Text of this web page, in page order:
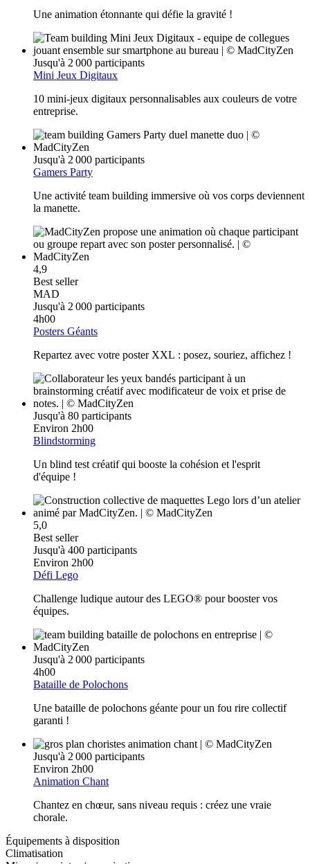
Une animation étonnante qui défie la gravité !
Jusqu'à 2 000 participants
Mini Jeux Digitaux
10 mini-jeux digitaux personnalisables aux couleurs de votre
entreprise.
Jusqu'à 2 000 participants
Gamers Party
Une activité team building immersive où vos corps deviennent
la manette.
4,9
Best seller
MAD
Jusqu'à 2 000 participants
4h00
Posters Géants
Repartez avec votre poster XXL : posez, souriez, affichez !
Jusqu'à 80 participants
Environ 2h00
Blindstorming
Un blind test créatif qui booste la cohésion et l'esprit
d'équipe !
5,0
Best seller
Jusqu'à 400 participants
Environ 2h00
Défi Lego
Challenge ludique autour des LEGO® pour booster vos
équipes.
Jusqu'à 2 000 participants
4h00
Bataille de Polochons
Une bataille de polochons géante pour un fou rire collectif
garanti !
Jusqu'à 2 000 participants
Environ 2h00
Animation Chant
Chantez en chœur, sans niveau requis : créez une vraie
chorale.
Équipements à disposition
Climatisation